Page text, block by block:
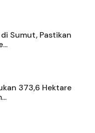
Sumut, Pastikan
373,6 Hektare